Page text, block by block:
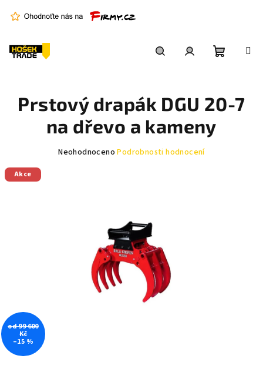
košík
Prstový drapák DGU 20-7
na dřevo a kameny
Průměrné
Neohodnoceno Podrobnosti hodnocení
Akce
od 99 600
Kč
–15 %